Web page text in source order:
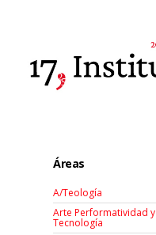
Áreas
A/Teología
Arte Performatividad y
Tecnología